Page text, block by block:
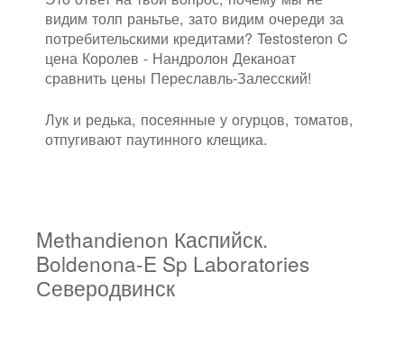
видим толп раньтье, зато видим очереди за
потребительскими кредитами? Testosteron C
цена Королев - Нандролон Деканоат
сравнить цены Переславль-Залесский!
Лук и редька, посеянные у огурцов, томатов,
отпугивают паутинного клещика.
Methandienon Каспийск.
Boldenona-E Sp Laboratories
Северодвинск